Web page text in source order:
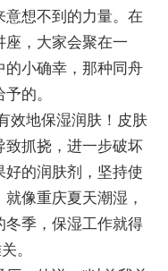
想不到的力量。在
座，大家会聚在一
的小确幸，那种同舟
的。
效地保湿润肤！皮肤
致抓挠，进一步破坏
好的润肤剂，坚持使
像重庆夏天潮湿，
冬季，保湿工作就得
。